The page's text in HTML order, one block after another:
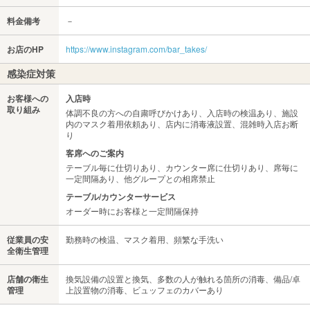
料金備考 －
お店のHP https://www.instagram.com/bar_takes/
感染症対策
お客様への
取り組み
入店時
体調不良の方への自粛呼びかけあり、入店時の検温あり、施設
内のマスク着用依頼あり、店内に消毒液設置、混雑時入店お断
り
客席へのご案内
テーブル毎に仕切りあり、カウンター席に仕切りあり、席毎に
一定間隔あり、他グループとの相席禁止
テーブル/カウンターサービス
オーダー時にお客様と一定間隔保持
従業員の安
全衛生管理
勤務時の検温、マスク着用、頻繁な手洗い
店舗の衛生
管理
換気設備の設置と換気、多数の人が触れる箇所の消毒、備品/卓
上設置物の消毒、ビュッフェのカバーあり